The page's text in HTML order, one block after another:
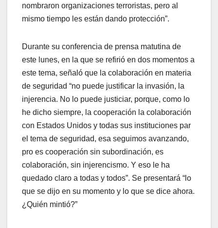
nombraron organizaciones terroristas, pero al
mismo tiempo les están dando protección”.
Durante su conferencia de prensa matutina de
este lunes, en la que se refirió en dos momentos a
este tema, señaló que la colaboración en materia
de seguridad “no puede justificar la invasión, la
injerencia. No lo puede justiciar, porque, como lo
he dicho siempre, la cooperación la colaboración
con Estados Unidos y todas sus instituciones par
el tema de seguridad, esa seguimos avanzando,
pro es cooperación sin subordinación, es
colaboración, sin injerencismo. Y eso le ha
quedado claro a todas y todos”. Se presentará “lo
que se dijo en su momento y lo que se dice ahora.
¿Quién mintió?”